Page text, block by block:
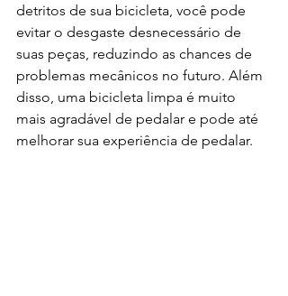
detritos de sua bicicleta, você pode
evitar o desgaste desnecessário de
suas peças, reduzindo as chances de
problemas mecânicos no futuro. Além
disso, uma bicicleta limpa é muito
mais agradável de pedalar e pode até
melhorar sua experiência de pedalar.